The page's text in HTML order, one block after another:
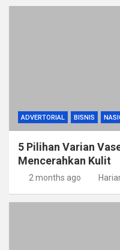
ADVERTORIAL BISNIS
5 Pilihan Varian
Mencerahkan Kulit
2 months ago